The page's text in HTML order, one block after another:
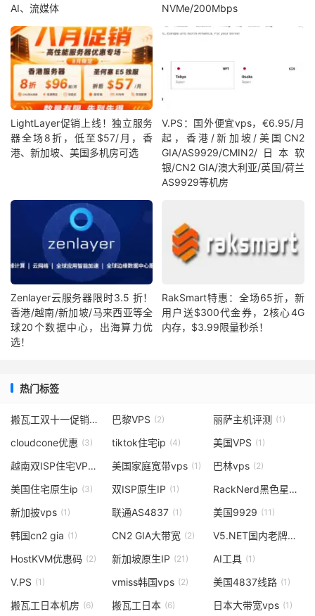
AI、流媒体
NVMe/200Mbps
LightLayer促销上线！独立服务
器全场8折，低至$57/月，香
港、新加坡、美国多机房可选
V.PS：国外便宜vps，€6.95/月
起，香港/新加坡/美国CN2
GIA/AS9929/CMIN2/日本软
银/CN2 GIA/澳大利亚/英国/荷兰
AS9929等机房
Zenlayer云服务器限时3.5 折！
香港/越南/新加坡/马来西亚等全
球20个数据中心，出海算力优
选！
RakSmart特惠：全场65折，新
用户送$300代金券，2核心4G
内存，$3.99限量秒杀！
热门标签
搬瓦工双十一促销 巴黎VPS (2) 丽萨主机评测 (1)
cloudcone优惠 (3) tiktok住宅ip (4) 美国VPS (1)
越南双ISP住宅VPS 美国家庭宽带vps (1) 巴林vps (2)
美国住宅原生ip (3) 双ISP原生IP (1) RackNerd黑色星期五
新加披vps (1) 联通AS4837 (1) 美国9929 (11)
韩国cn2 gia (1) CN2 GIA大带宽 (2)
V5.NET国内老牌云服务商
HostKVM优惠码 (2) 新加坡原生IP (21) AI工具 (1)
V.PS (1) vmiss韩国vps (2) 美国4837线路 (1)
搬瓦工日本机房 (6) 搬瓦工日本 (6) 日本大带宽vps (1)